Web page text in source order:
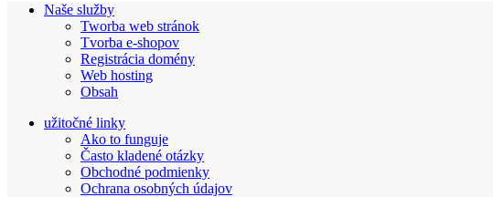
Naše služby
Tworba web stránok
Tvorba e-shopov
Registrácia domény
Web hosting
Obsah
užitočné linky
Ako to funguje
Často kladené otázky
Obchodné podmienky
Ochrana osobných údajov